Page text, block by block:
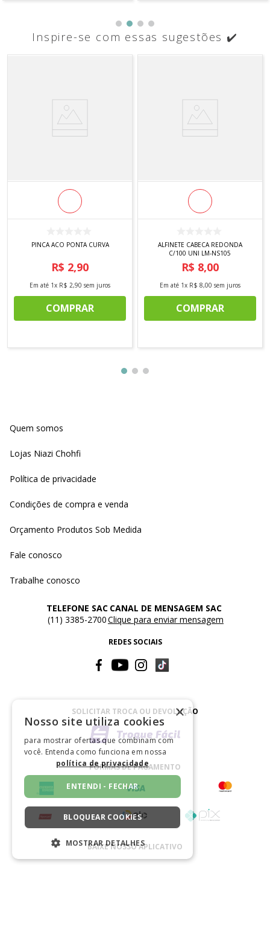
Inspire-se com essas sugestões ✔️
PINCA ACO PONTA CURVA
R$ 2,90
Em até 1x R$ 2,90 sem juros
COMPRAR
ALFINETE CABECA REDONDA
C/100 UNI LM-NS105
R$ 8,00
Em até 1x R$ 8,00 sem juros
COMPRAR
Quem somos
Lojas Niazi Chohfi
Política de privacidade
Condições de compra e venda
Orçamento Produtos Sob Medida
Fale conosco
Trabalhe conosco
TELEFONE SAC
(11) 3385-2700
CANAL DE MENSAGEM SAC
Clique para enviar mensagem
REDES SOCIAIS
SOLICITAR TROCA OU DEVOLUÇÃO
FORMAS DE PAGAMENTO
BAIXE NOSSO APLICATIVO
×
Nosso site utiliza cookies
para mostrar ofertas que combinam com
você. Entenda como funciona em nossa
política de privacidade
ENTENDI - FECHAR
BLOQUEAR COOKIES
MOSTRAR DETALHES
ESTRITAMENTE NECESSÁRIOS